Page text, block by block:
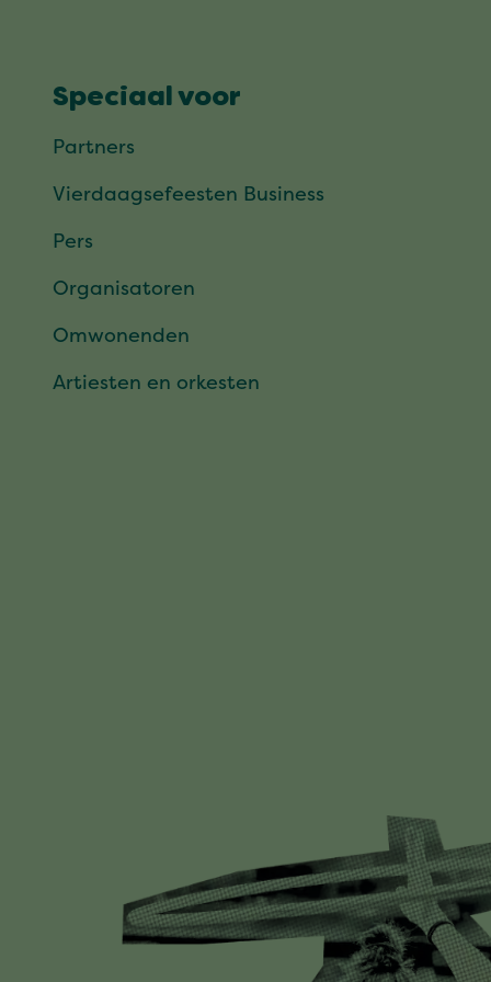
Speciaal voor
Partners
Vierdaagsefeesten Business
Pers
Organisatoren
Omwonenden
Artiesten en orkesten